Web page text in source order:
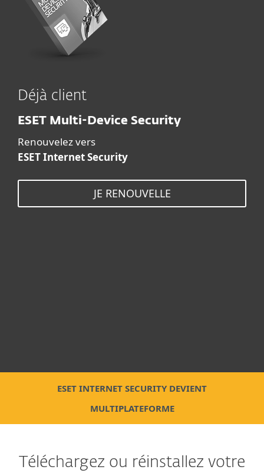
Déjà client
ESET Multi-Device Security
Renouvelez vers
ESET Internet Security
JE RENOUVELLE
ESET INTERNET SECURITY DEVIENT
MULTIPLATEFORME
Téléchargez ou réinstallez votre